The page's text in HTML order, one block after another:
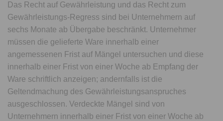
Das Recht auf Gewährleistung und das Recht zum
Gewährleistungs-Regress sind bei Unternehmern auf
sechs Monate ab Übergabe beschränkt. Unternehmer
müssen die gelieferte Ware innerhalb einer
angemessenen Frist auf Mängel untersuchen und diese
innerhalb einer Frist von einer Woche ab Empfang der
Ware schriftlich anzeigen; andernfalls ist die
Geltendmachung des Gewährleistungsanspruches
ausgeschlossen. Verdeckte Mängel sind von
Unternehmern innerhalb einer Frist von einer Woche ab